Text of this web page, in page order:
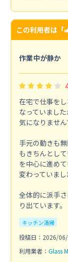
この利用者は「
作業中が静か
在宅で仕事を
なっていまし
気になりません
手元の動きも
もきちんとし
を中心に進め
変わっていまし
全体的に派手
り出ています。
キッチン清掃
投稿日：2026/
利用業者： Glass